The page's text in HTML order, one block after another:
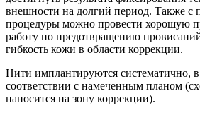
внешности на долгий период. Также с
процедуры можно провести хорошую
работу по предотвращению
гибкость кожи в области коррекции.
Нити имплантируются систематично, в
соответствии с намеченным планом
наносится на зону коррекции).